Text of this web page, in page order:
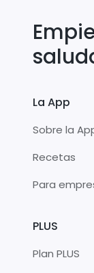
La App
Sobre la
Recetas
Para
PLUS
Plan PLUS